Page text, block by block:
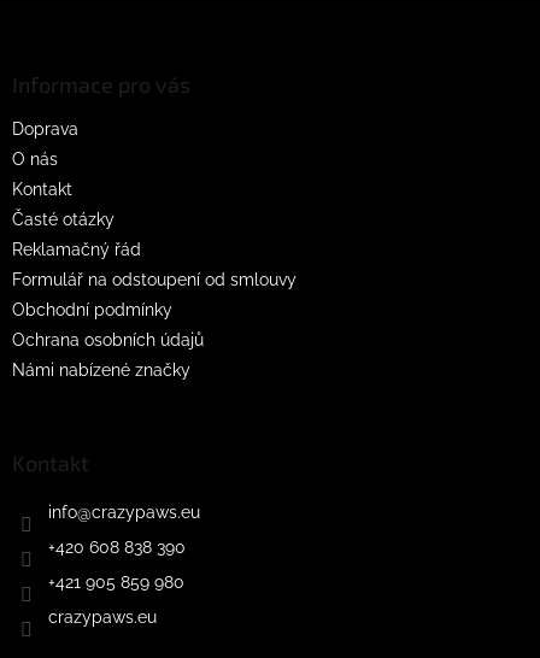
Informace pro vás
Doprava
O nás
Kontakt
Časté otázky
Reklamačný řád
Formulář na odstoupení od smlouvy
Obchodní podmínky
Ochrana osobních údajů
Námi nabízené značky
Kontakt
info@crazypaws.eu
+420 608 838 390
+421 905 859 980
crazypaws.eu